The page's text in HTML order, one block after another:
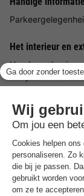
Het interieur en
Houd er rekening
afwijken van de
van wat je in het
chalet afwijken
Groepen
Als je met een
je dit van tevoren
weigeren of een